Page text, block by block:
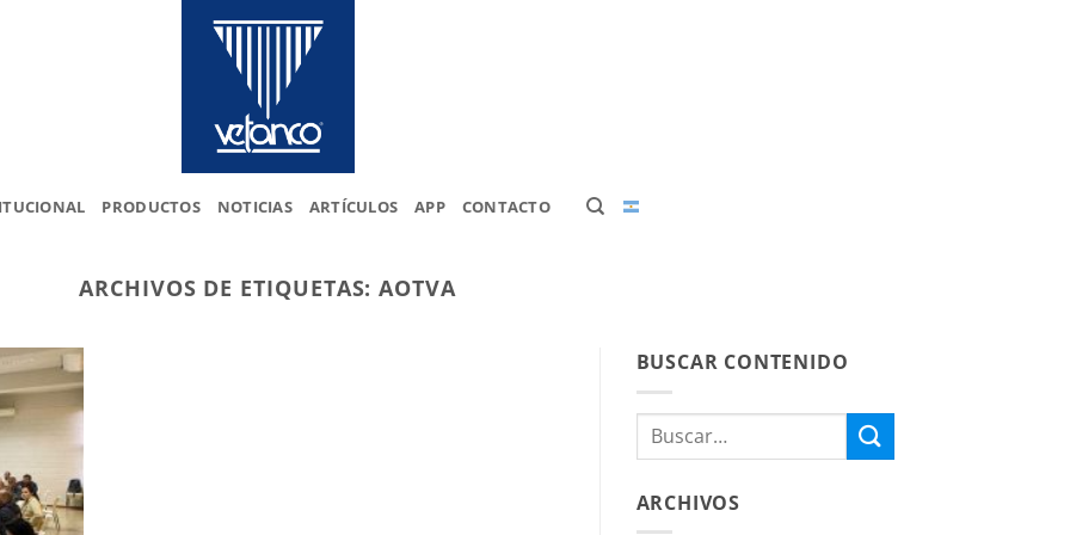
PRODUCTOS NOTICIAS ARTÍCULOS APP CONTACTO
ARCHIVOS DE ETIQUETAS:AOTVA
BUSCAR CONTENIDO
ARCHIVOS